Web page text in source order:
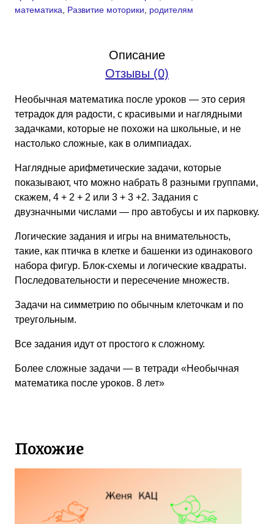
после
математика
Развитие моторики родителям
Описание
Отзывы (0)
Необычная математика после уроков — это серия
тетрадок для радости, с красивыми и наглядными
задачками, которые не похожи на школьные, и не
настолько сложные, как в олимпиадах.
Наглядные арифметические задачи, которые
показывают, что можно набрать 8 разными группами,
скажем, 4 + 2 + 2 или 3 + 3 +2. Задания с
двузначными числами — про автобусы и их парковку.
Логические задания и игры на внимательность,
такие, как птичка в клетке и башенки из одинакового
набора фигур. Блок-схемы и логические квадраты.
Последовательности и пересечение множеств.
Задачи на симметрию по обычным клеточкам и по
треугольным.
Все задания идут от простого к сложному.
Более сложные задачи — в тетради «Необычная
математика после уроков. 8 лет»
Похожие